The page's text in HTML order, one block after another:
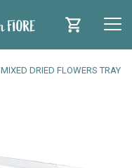
MIXED DRIED FLOWERS TRAY